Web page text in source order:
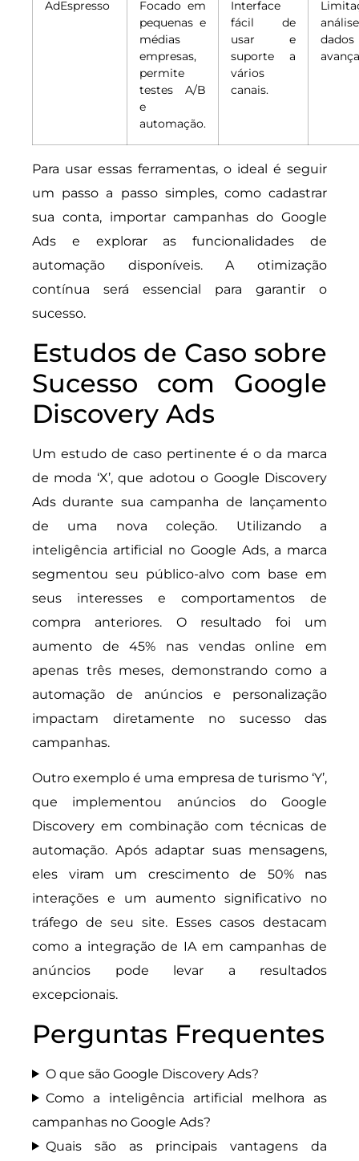
AdEspresso
Focado em
pequenas e
médias
empresas,
permite
testes A/B
e
automação.
Interface
fácil de
usar e
suporte a
vários
canais.
Para usar essas ferramentas, o ideal é seguir
um passo a passo simples, como cadastrar
sua conta, importar campanhas do Google
Ads e explorar as funcionalidades de
automação disponíveis. A otimização
contínua será essencial para garantir o
sucesso.
Estudos de Caso sobre
Sucesso com Google
Discovery Ads
Um estudo de caso pertinente é o da marca
de moda ‘X’, que adotou o Google Discovery
Ads durante sua campanha de lançamento
de uma nova coleção. Utilizando a
inteligência artificial no Google Ads, a marca
segmentou seu público-alvo com base em
seus interesses e comportamentos de
compra anteriores. O resultado foi um
aumento de 45% nas vendas online em
apenas três meses, demonstrando como a
automação de anúncios e personalização
impactam diretamente no sucesso das
campanhas.
Outro exemplo é uma empresa de turismo ‘Y’,
que implementou anúncios do Google
Discovery em combinação com técnicas de
automação. Após adaptar suas mensagens,
eles viram um crescimento de 50% nas
interações e um aumento significativo no
tráfego de seu site. Esses casos destacam
como a integração de IA em campanhas de
anúncios pode levar a resultados
excepcionais.
Perguntas Frequentes
O que são Google Discovery Ads?
Como a inteligência artificial melhora as
campanhas no Google Ads?
Quais são as principais vantagens da